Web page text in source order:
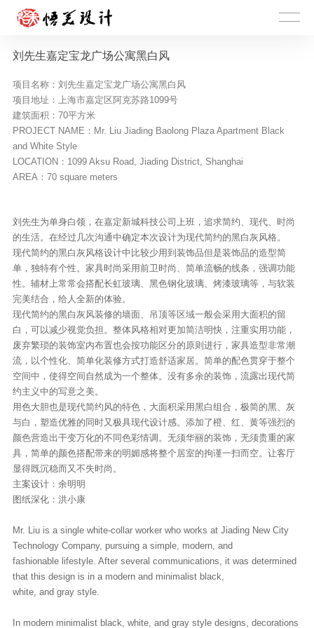
刘先生嘉定宝龙广场公寓黑白风
项目名称：刘先生嘉定宝龙广场公寓黑白风
项目地址：上海市嘉定区阿克苏路1099号
建筑面积：70平方米
PROJECT NAME：Mr. Liu Jiading Baolong Plaza Apartment Black
and White Style
LOCATION：1099 Aksu Road, Jiading District, Shanghai
AREA：70 square meters
刘先生为单身白领，在嘉定新城科技公司上班，追求简约、现代、时尚
的生活。在经过几次沟通中确定本次设计为现代简约的黑白灰风格。
现代简约的黑白灰风格设计中比较少用到装饰品但是装饰品的造型简
单，独特有个性。家具时尚采用前卫时尚、简单流畅的线条，强调功能
性。辅材上常常会搭配长虹玻璃、黑色钢化玻璃、烤漆玻璃等，与软装
完美结合，给人全新的体验。
现代简约的黑白灰风装修的墙面、吊顶等区域一般会采用大面积的留
白，可以减少视觉负担。整体风格相对更加简洁明快，注重实用功能，
废弃繁琐的装饰室内布置也会按功能区分的原则进行，家具造型非常潮
流，以个性化、简单化装修方式打造舒适家居。简单的配色贯穿于整个
空间中，使得空间自然成为一个整体。没有多余的装饰，流露出现代简
约主义中的写意之美。
用色大胆也是现代简约风的特色，大面积采用黑白组合，极简的黑、灰
与白，塑造优雅的同时又极具现代设计感。添加了橙、红、黄等强烈的
颜色营造出干变万化的不同色彩情调。无须华丽的装饰，无须贵重的家
具，简单的颜色搭配带来的明媚感将整个居室的拘谨一扫而空。让客厅
显得既沉稳而又不失时尚。
主案设计：余明明
图纸深化：洪小康
Mr. Liu is a single white-collar worker who works at Jiading New City
Technology Company, pursuing a simple, modern, and
fashionable lifestyle. After several communications, it was determined
that this design is in a modern and minimalist black,
white, and gray style.
In modern minimalist black, white, and gray style designs, decorations